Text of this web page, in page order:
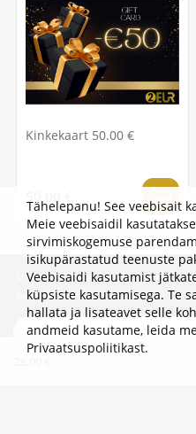
Kinkekaart 50.00 €
Liitu uudiskirjaga, et olla esimene, kes
pakkumistest ja uudistest!
Tähelepanu! See veebisait
Meie veebisaidil
sirvimiskogemuse
isikupärastatud teenuste
Veebisaidi kasutamist
küpsiste kasutamisega. Te
hallata ja lisateavet selle
andmeid kasutame, leida
Privaatsuspoliitikast.